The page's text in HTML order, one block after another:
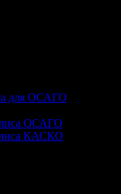
для ОСАГО
ОСАГО
КАСКО